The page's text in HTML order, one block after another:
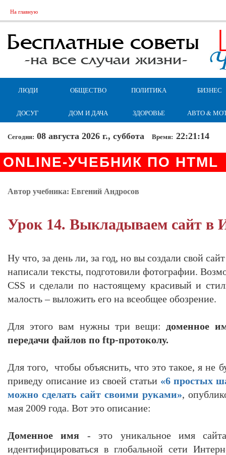
На главную
ЛЮДИ ОБЩЕСТВО ПОЛИТИКА БИЗНЕС
ДОСУГ ДОМ И ДАЧА ЗДОРОВЬЕ АВТО &
Сегодня: 08 августа 2026 г., суббота Время: 22:21:15
ONLINE-УЧЕБНИК ПО HTML
Автор учебника: Евгений Андросов
Урок 14. Выкладываем сайт в
Ну что, за день ли, за год, но вы создали свой
написали тексты, подготовили фотографии.
CSS и сделали по настоящему красивый и
малость – выложить его на всеобщее обозрение.
Для этого вам нужны три вещи: доменное
передачи файлов по ftp-протоколу.
Для того, чтобы объяснить, что это такое, я не
приведу описание из своей статьи «6 простых
можно сделать сайт своими руками»,
мая 2009 года. Вот это описание:
Доменное имя - это уникальное имя
идентифицироваться в глобальной сети